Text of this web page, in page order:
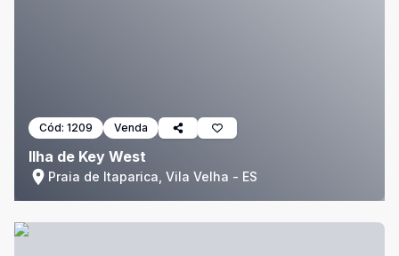
Cód: 1209 Venda
Ilha de Key West
Praia de Itaparica, Vila Velha - ES